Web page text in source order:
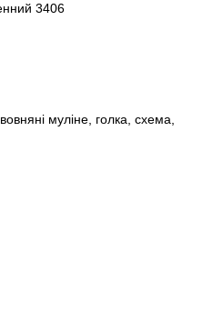
3406
муліне, голка, схема,